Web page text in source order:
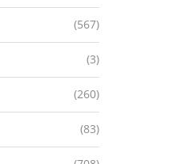
(567)
(3)
(260)
(83)